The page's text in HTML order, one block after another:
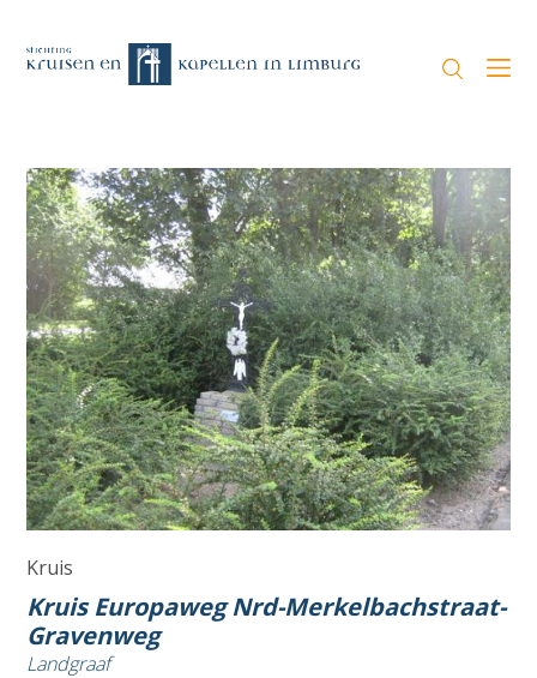
Kruis
Kruis Europaweg Nrd-Merkelbachstraat-
Gravenweg
Landgraaf